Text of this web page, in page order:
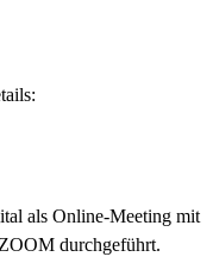
als Online-Meeting mit
durchgeführt.